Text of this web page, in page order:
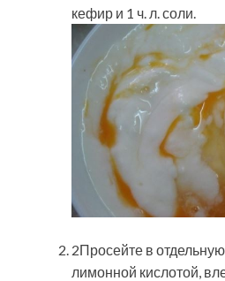
кефир и 1 ч. л. соли.
2Просейте в
лимонной кислотой,